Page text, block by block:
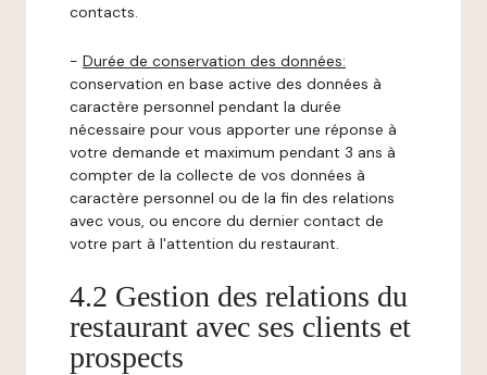
contacts.
- Durée de conservation des données:
conservation en base active des données à
caractère personnel pendant la durée
nécessaire pour vous apporter une réponse à
votre demande et maximum pendant 3 ans à
compter de la collecte de vos données à
caractère personnel ou de la fin des relations
avec vous, ou encore du dernier contact de
votre part à l'attention du restaurant.
4.2 Gestion des relations du
restaurant avec ses clients et
prospects